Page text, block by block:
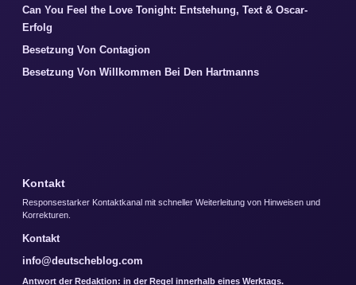
Can You Feel the Love Tonight: Entstehung, Text & Oscar-
Erfolg
Besetzung Von Contagion
Besetzung Von Willkommen Bei Den Hartmanns
Kontakt
Responsestarker Kontaktkanal mit schneller Weiterleitung von Hinweisen und
Korrekturen.
Kontakt
info@deutscheblog.com
Antwort der Redaktion: in der Regel innerhalb eines Werktags.